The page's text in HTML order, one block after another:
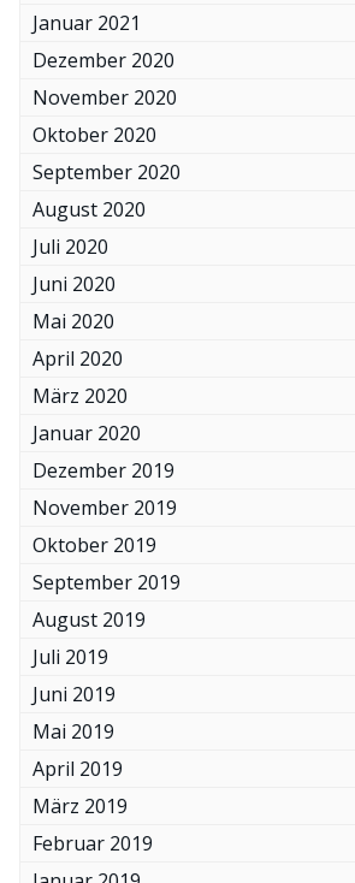
Januar 2021
Dezember 2020
November 2020
Oktober 2020
September 2020
August 2020
Juli 2020
Juni 2020
Mai 2020
April 2020
März 2020
Januar 2020
Dezember 2019
November 2019
Oktober 2019
September 2019
August 2019
Juli 2019
Juni 2019
Mai 2019
April 2019
März 2019
Februar 2019